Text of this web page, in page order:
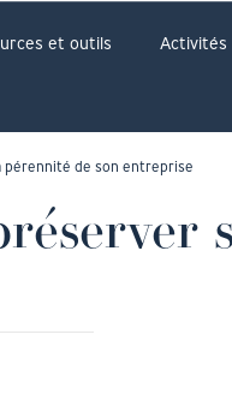
et outils Activités
pérennité de son entreprise